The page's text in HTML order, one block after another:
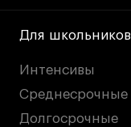
Для школьников
Интенсивы
Среднесрочные
Долгосрочные